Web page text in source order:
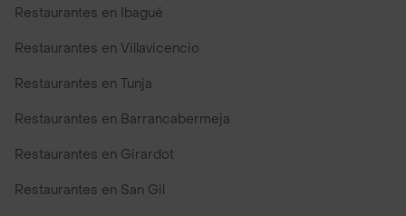
Restaurantes en Ibagué
Restaurantes en Villavicencio
Restaurantes en Tunja
Restaurantes en Barrancabermeja
Restaurantes en Girardot
Restaurantes en San Gil